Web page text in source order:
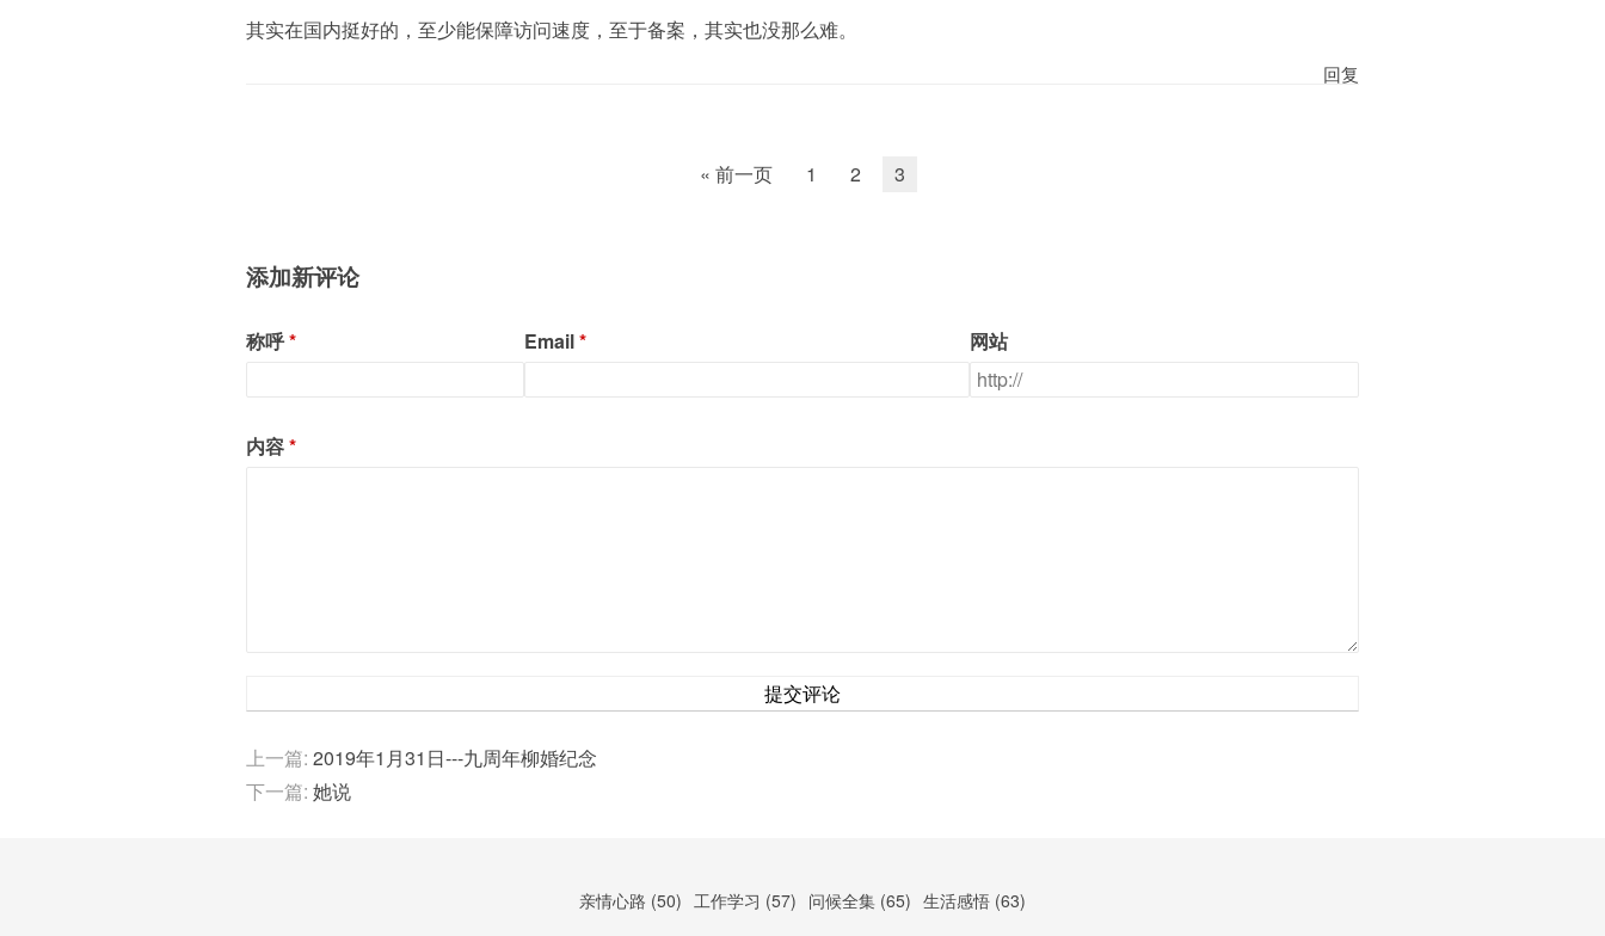
其实在国内挺好的，至少能保障访问速度，至于备案，其实也没那么难。
回复
« 前一页 1 2 3
添加新评论
称呼 Email 网站
内容
提交评论
上一篇: 2019年1月31日---九周年柳婚纪念
下一篇: 她说
亲情心路 (50) 工作学习 (57) 问候全集 (65) 生活感悟 (63)